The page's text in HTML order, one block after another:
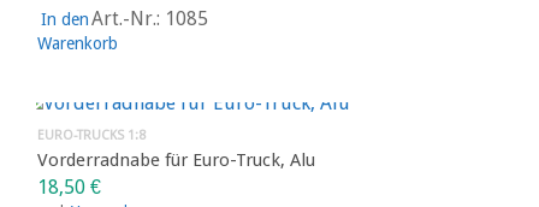
In den
Warenkorb
Art.-Nr.: 1085
EURO-TRUCKS 1:8
Vorderradnabe für Euro-Truck, Alu
18,50 €